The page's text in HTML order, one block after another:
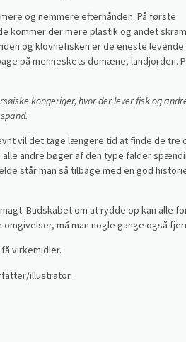
og nemmere efterhånden. På første
kommer der mere plastik og andet
og klovnefisken er de eneste
på menneskets domæne, landjorden.
kongeriger, hvor der lever fisk og
vil det tage længere tid at finde de tre
andre bøger af den type falder
står man så tilbage med en god
Budskabet om at rydde op kan alle
må man nogle gange også
virkemidler.
illustrator.